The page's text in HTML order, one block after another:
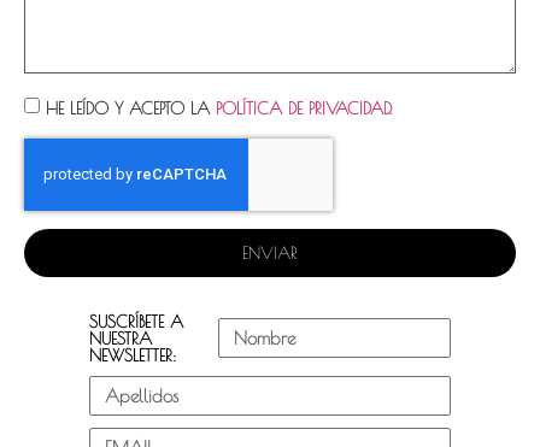
HE LEÍDO Y ACEPTO LA POLÍTICA DE PRIVACIDAD.
ENVIAR
SUSCRÍBETE A
NUESTRA
NEWSLETTER: